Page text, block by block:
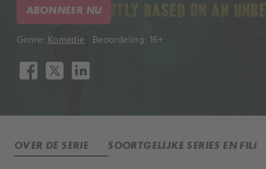
ABONNEER NU
Genre: Komedie Beoordeling: 16+
OVER DE SERIE SOORTGELIJKE SERIES EN